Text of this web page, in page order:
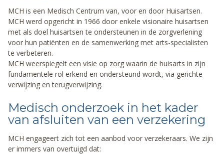
MCH is een Medisch Centrum van, voor en door Huisartsen.
MCH werd opgericht in 1966 door enkele visionaire huisartsen
met als doel huisartsen te ondersteunen in de zorgverlening
voor hun patiënten en de samenwerking met arts-specialisten
te verbeteren.
MCH weerspiegelt een visie op zorg waarin de huisarts in zijn
fundamentele rol erkend en ondersteund wordt, via gerichte
verwijzing en terugverwijzing.
Medisch onderzoek in het kader
van afsluiten van een verzekering
MCH engageert zich tot een aanbod voor verzekeraars. We zijn
er immers van overtuigd dat: